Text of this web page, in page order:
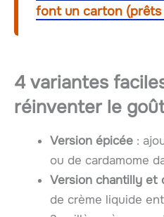
font un carton (prêts
4 variantes
réinventer le
Version épicée :
ou de cardamome
Version chantilly et
de crème liquide